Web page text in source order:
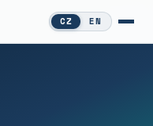
CZ EN